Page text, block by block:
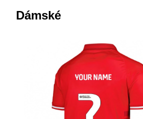
Dámské